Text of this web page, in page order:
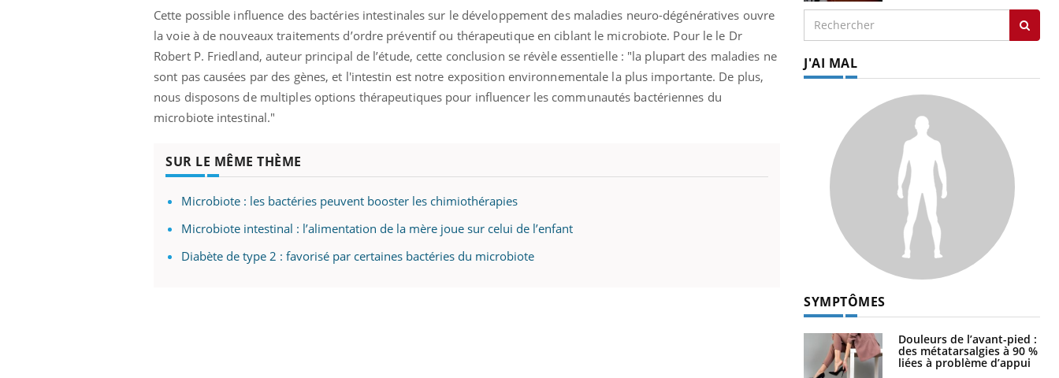
Cette possible influence des bactéries intestinales sur le développement des maladies neuro-dégénératives ouvre
la voie à de nouveaux traitements d’ordre préventif ou thérapeutique en ciblant le microbiote. Pour le le Dr
Robert P. Friedland, auteur principal de l’étude, cette conclusion se révèle essentielle : "la plupart des maladies ne
sont pas causées par des gènes, et l'intestin est notre exposition environnementale la plus importante. De plus,
nous disposons de multiples options thérapeutiques pour influencer les communautés bactériennes du
microbiote intestinal."
SUR LE MÊME THÈME
Microbiote : les bactéries peuvent booster les chimiothérapies
Microbiote intestinal : l’alimentation de la mère joue sur celui de l’enfant
Diabète de type 2 : favorisé par certaines bactéries du microbiote
J'AI MAL
SYMPTÔMES
Douleurs de l’avant-pied :
des métatarsalgies à 90 %
liées à problème d’appui